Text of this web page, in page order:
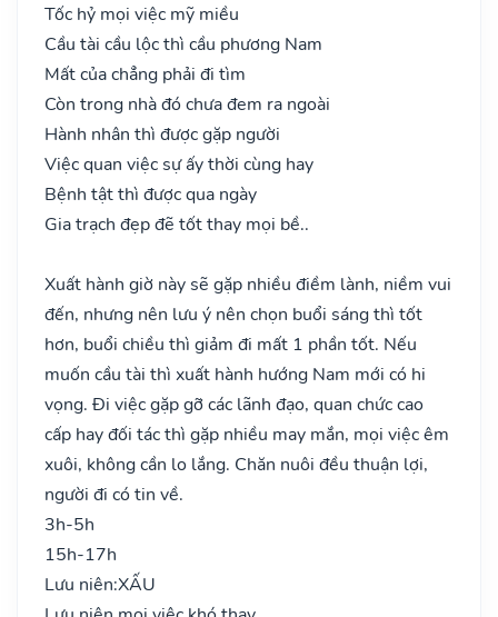
Tốc hỷ mọi việc mỹ miều
Cầu tài cầu lộc thì cầu phương Nam
Mất của chẳng phải đi tìm
Còn trong nhà đó chưa đem ra ngoài
Hành nhân thì được gặp người
Việc quan việc sự ấy thời cùng hay
Bệnh tật thì được qua ngày
Gia trạch đẹp đẽ tốt thay mọi bề..
Xuất hành giờ này sẽ gặp nhiều điềm lành, niềm vui
đến, nhưng nên lưu ý nên chọn buổi sáng thì tốt
hơn, buổi chiều thì giảm đi mất 1 phần tốt. Nếu
muốn cầu tài thì xuất hành hướng Nam mới có hi
vọng. Đi việc gặp gỡ các lãnh đạo, quan chức cao
cấp hay đối tác thì gặp nhiều may mắn, mọi việc êm
xuôi, không cần lo lắng. Chăn nuôi đều thuận lợi,
người đi có tin về.
3h-5h
15h-17h
Lưu niên:XẤU